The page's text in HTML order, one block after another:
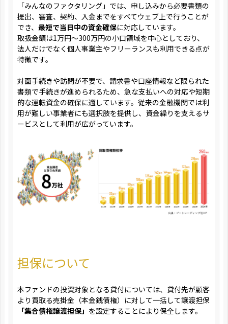
「みんなのファクタリング」では、申し込みから必要書類の
提出、審査、契約、入金までをすべてウェブ上で行うことが
でき、 最短で当日中の資金確保に対応しています。
取扱金額は1万円〜300万円の小口領域を中心としており、
法人だけでなく個人事業主やフリーランスも利用できる点が
特徴です。
対面手続きや訪問が不要で、請求書や口座情報など限られた
書類で手続きが進められるため、急な支払いへの対応や短期
的な運転資金の確保に適しています。従来の金融機関では利
用が難しい事業者にも選択肢を提供し、資金繰りを支えるサ
ービスとして利用が広がっています。
担保について
本ファンドの投資対象となる貸付については、貸付先が顧客
より買取る売掛金（本金銭債権）に対して一括して譲渡担保
「集合債権譲渡担保」 を設定することにより保全します。